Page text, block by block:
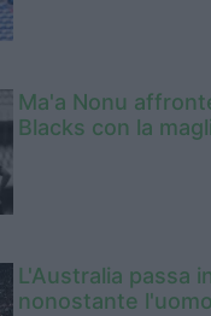
Ma'a Nonu
Blacks con la
L'Australia passa
nonostante